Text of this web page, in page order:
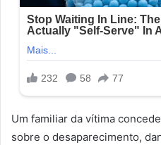
Um familiar da vítima
sobre o desaparecimento,